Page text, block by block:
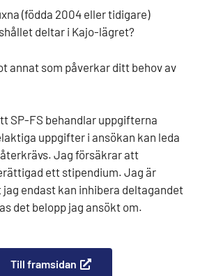
(födda 2004 eller tidigare)
deltar i Kajo-lägret?
annat som påverkar ditt behov av
SP-FS behandlar uppgifterna
uppgifter i ansökan kan leda
Jag försäkrar att
ett stipendium. Jag är
endast kan inhibera deltagandet
det belopp jag ansökt om.
Till framsidan